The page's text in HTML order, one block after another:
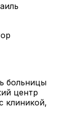
больницы
центр
клиникой,